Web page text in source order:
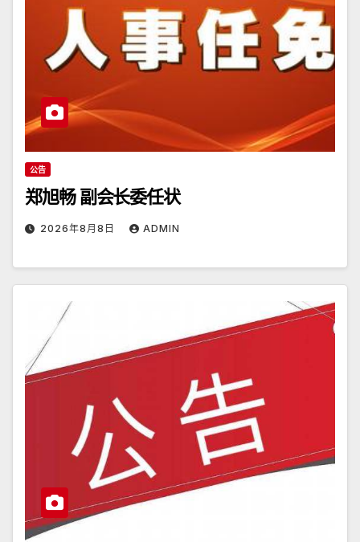
公告
郑旭畅 副会长委任状
2026年8月8日 ADMIN